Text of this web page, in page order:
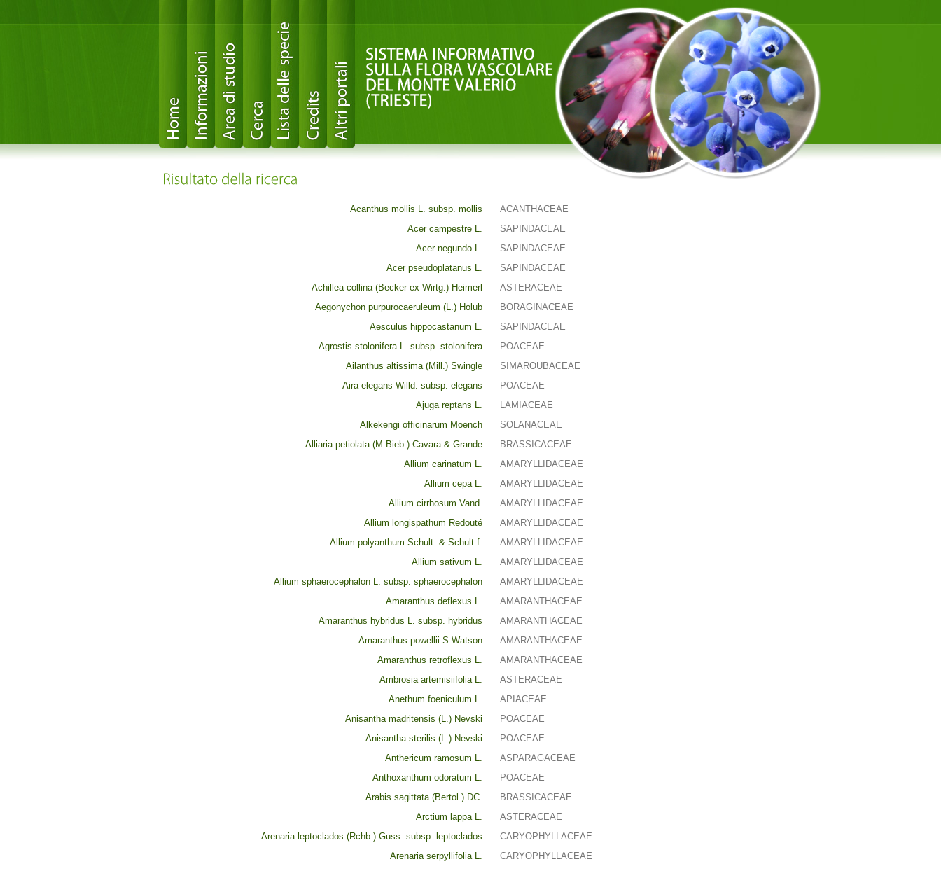
Acanthus mollis L. subsp. mollis
ACANTHACEAE
Acer campestre L.
SAPINDACEAE
Acer negundo L.
SAPINDACEAE
Acer pseudoplatanus L.
SAPINDACEAE
Achillea collina (Becker ex Wirtg.) Heimerl
ASTERACEAE
Aegonychon purpurocaeruleum (L.) Holub
BORAGINACEAE
Aesculus hippocastanum L.
SAPINDACEAE
Agrostis stolonifera L. subsp. stolonifera
POACEAE
Ailanthus altissima (Mill.) Swingle
SIMAROUBACEAE
Aira elegans Willd. subsp. elegans
POACEAE
Ajuga reptans L.
LAMIACEAE
Alkekengi officinarum Moench
SOLANACEAE
Alliaria petiolata (M.Bieb.) Cavara & Grande
BRASSICACEAE
Allium carinatum L.
AMARYLLIDACEAE
Allium cepa L.
AMARYLLIDACEAE
Allium cirrhosum Vand.
AMARYLLIDACEAE
Allium longispathum Redouté
AMARYLLIDACEAE
Allium polyanthum Schult. & Schult.f.
AMARYLLIDACEAE
Allium sativum L.
AMARYLLIDACEAE
Allium sphaerocephalon L. subsp. sphaerocephalon
AMARYLLIDACEAE
Amaranthus deflexus L.
AMARANTHACEAE
Amaranthus hybridus L. subsp. hybridus
AMARANTHACEAE
Amaranthus powellii S.Watson
AMARANTHACEAE
Amaranthus retroflexus L.
AMARANTHACEAE
Ambrosia artemisiifolia L.
ASTERACEAE
Anethum foeniculum L.
APIACEAE
Anisantha madritensis (L.) Nevski
POACEAE
Anisantha sterilis (L.) Nevski
POACEAE
Anthericum ramosum L.
ASPARAGACEAE
Anthoxanthum odoratum L.
POACEAE
Arabis sagittata (Bertol.) DC.
BRASSICACEAE
Arctium lappa L.
ASTERACEAE
Arenaria leptoclados (Rchb.) Guss. subsp. leptoclados
CARYOPHYLLACEAE
Arenaria serpyllifolia L.
CARYOPHYLLACEAE